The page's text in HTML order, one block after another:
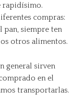
rapidísimo.
compras:
pan, siempre ten
otros alimentos.
general sirven
en el
transportarlas.